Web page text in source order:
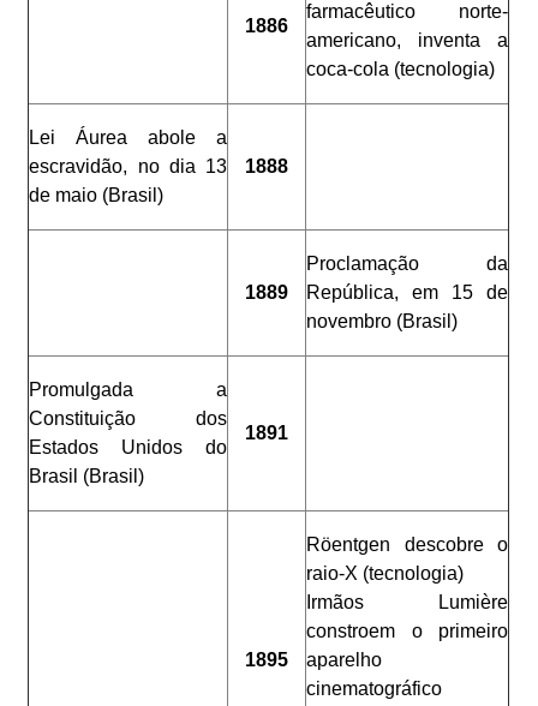
1886
farmacêutico norte-
americano, inventa a
coca-cola (tecnologia)
Lei Áurea abole a
escravidão, no dia 13
de maio (Brasil)
1888
1889
Proclamação da
República, em 15 de
novembro (Brasil)
Promulgada a
Constituição dos
Estados Unidos do
Brasil (Brasil)
1891
1895
Röentgen descobre o
raio-X (tecnologia)
Irmãos Lumière
constroem o primeiro
aparelho
cinematográfico